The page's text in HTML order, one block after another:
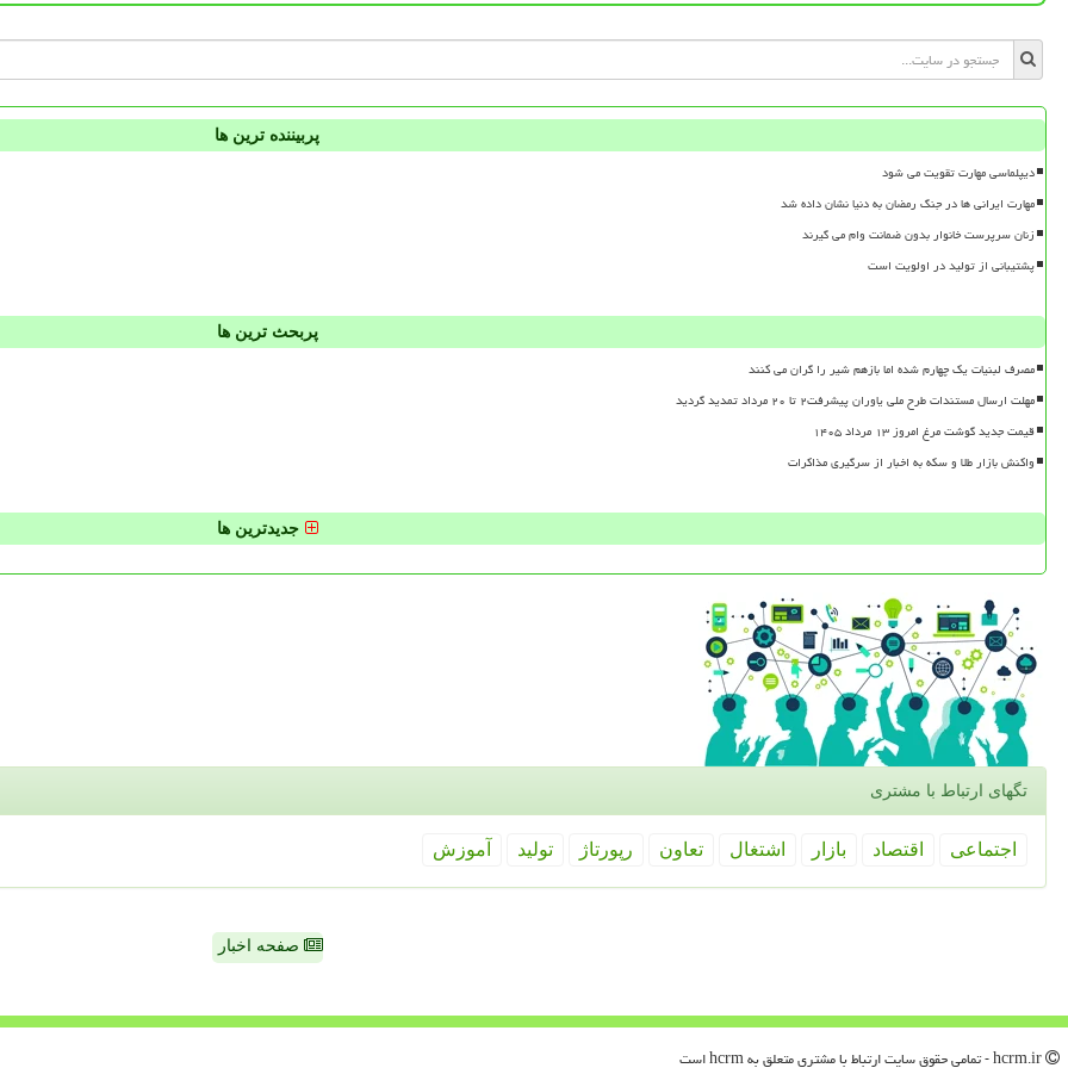
پربیننده ترین ها
دیپلماسی مهارت تقویت می شود
مهارت ایرانی ها در جنگ رمضان به دنیا نشان داده شد
زنان سرپرست خانوار بدون ضمانت وام می گیرند
پشتیبانی از تولید در اولویت است
پربحث ترین ها
مصرف لبنیات یک چهارم شده اما بازهم شیر را گران می کنند
مهلت ارسال مستندات طرح ملی یاوران پیشرفت۲ تا ۲۰ مرداد تمدید گردید
قیمت جدید گوشت مرغ امروز ۱۳ مرداد ۱۴۰۵
واکنش بازار طلا و سکه به اخبار از سرگیری مذاکرات
جدیدترین ها
تگهای ارتباط با مشتری
اجتماعی اقتصاد بازار اشتغال تعاون رپورتاژ تولید آموزش
صفحه اخبار